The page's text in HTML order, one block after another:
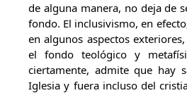
de alguna manera, no deja de
fondo. El inclusivismo, en
en algunos aspectos
el fondo teológico y
ciertamente, admite que hay
Iglesia y fuera incluso del